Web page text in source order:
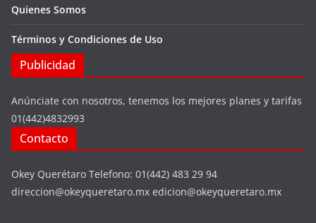
Quienes Somos
Términos y Condiciones de Uso
Publicidad
Anúnciate con nosotros, tenemos los mejores planes y tarifas
01(442)4832993
Contacto
Okey Querétaro Telefono: 01(442) 483 29 94
direccion@okeyqueretaro.mx edicion@okeyqueretaro.mx